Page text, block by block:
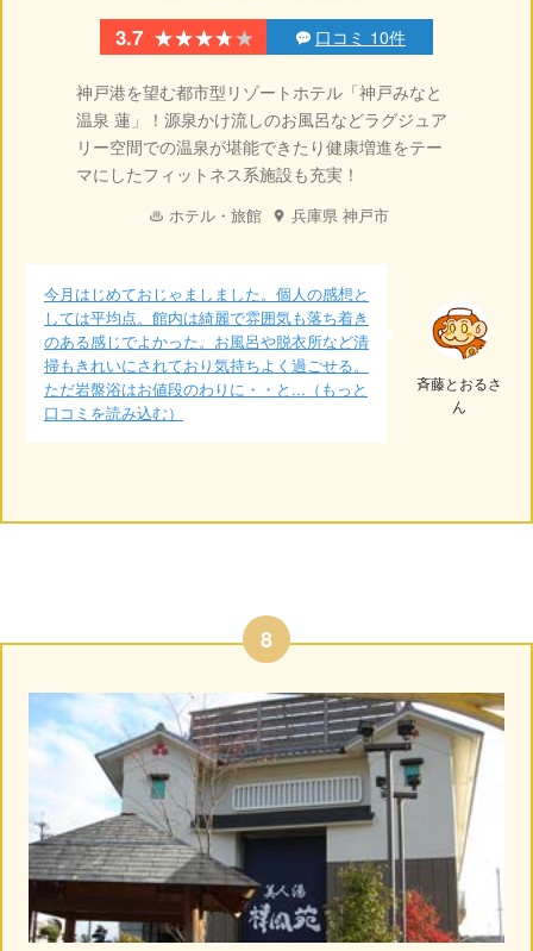
3.7 ★★★★★
★★★★★ 口コミ 10件
神戸港を望む都市型リゾートホテル「神戸みなと
温泉 蓮」！源泉かけ流しのお風呂などラグジュア
リー空間での温泉が堪能できたり健康増進をテー
マにしたフィットネス系施設も充実！
ホテル・旅館 兵庫県 神戸市
今月はじめておじゃましました。個人の感想と
しては平均点。館内は綺麗で雰囲気も落ち着き
のある感じでよかった。お風呂や脱衣所など清
掃もきれいにされており気持ちよく過ごせる。
ただ岩盤浴はお値段のわりに・・と...（もっと
口コミを読み込む）
斉藤とおるさ
ん
8